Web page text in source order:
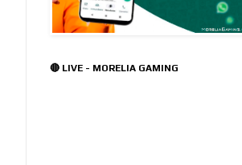
🔴 LIVE - MORELIA GAMING